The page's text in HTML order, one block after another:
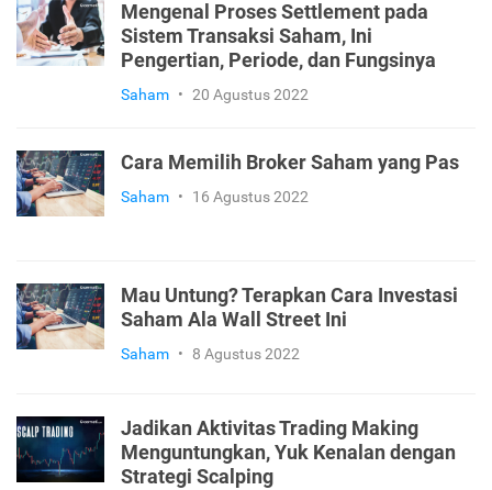
Mengenal Proses Settlement pada
Sistem Transaksi Saham, Ini
Pengertian, Periode, dan Fungsinya
Saham • 20 Agustus 2022
Cara Memilih Broker Saham yang Pas
Saham • 16 Agustus 2022
Mau Untung? Terapkan Cara Investasi
Saham Ala Wall Street Ini
Saham • 8 Agustus 2022
Jadikan Aktivitas Trading Making
Menguntungkan, Yuk Kenalan dengan
Strategi Scalping